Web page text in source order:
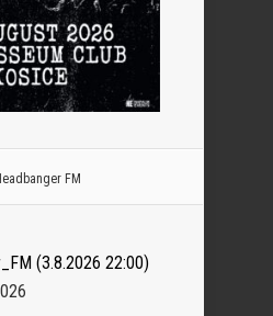
FM
(3.8.2026 22:00)